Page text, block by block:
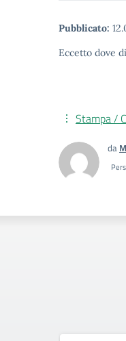
Pubblicato:
Eccetto dove
Stampa /
da